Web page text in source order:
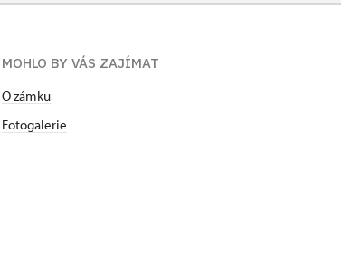
MOHLO BY VÁS ZAJÍMAT
O zámku
Fotogalerie